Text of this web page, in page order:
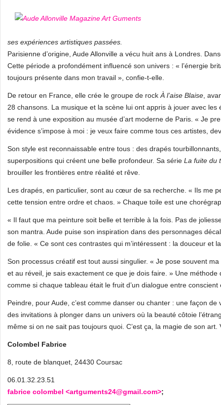
ses expériences artistiques passées.
Parisienne d’origine, Aude Allonville a vécu huit ans à Londres.
Cette période a profondément influencé son univers : « l’énergie
toujours présente dans mon travail », confie-t-elle.
De retour en France, elle crée le groupe de rock À l’aise Blaise ,
28 chansons. La musique et la scène lui ont appris à jouer avec
se rend à une exposition au musée d’art moderne de Paris. « Je
évidence s’impose à moi : je veux faire comme tous ces artistes,
Son style est reconnaissable entre tous : des drapés
superpositions qui créent une belle profondeur. Sa série La fuite du
brouiller les frontières entre réalité et rêve.
Les drapés, en particulier, sont au cœur de sa recherche. « Ils me
cette tension entre ordre et chaos. » Chaque toile est une
« Il faut que ma peinture soit belle et terrible à la fois. Pas de
son mantra. Aude puise son inspiration dans des personnages
de folie. « Ce sont ces contrastes qui m’intéressent : la douceur et
Son processus créatif est tout aussi singulier. « Je pose souvent
et au réveil, je sais exactement ce que je dois faire. » Une
comme si chaque tableau était le fruit d’un dialogue entre conscient
Peindre, pour Aude, c’est comme danser ou chanter : une façon
des invitations à plonger dans un univers où la beauté côtoie
même si on ne sait pas toujours quoi. C’est ça, la magie de son art.
Colombel Fabrice
8, route de blanquet, 24430 Coursac
06.01.32.23.51
fabrice colombel <artguments24@gmail.com>;